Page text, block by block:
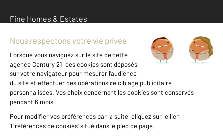
Fine Homes & Estates
À propos
International
Nous contacter